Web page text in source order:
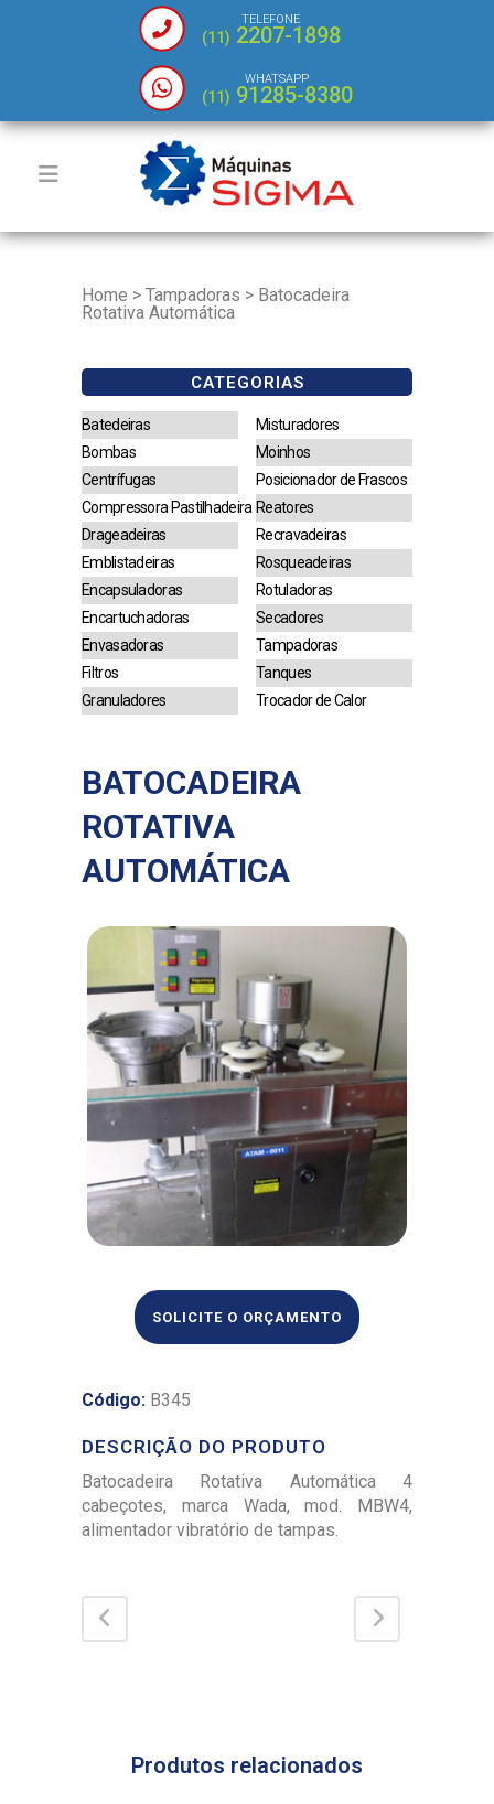
TELEFONE
(11) 2207-1898
WHATSAPP
(11) 91285-8380
Home > Tampadoras > Batocadeira
Rotativa Automática
CATEGORIAS
Batedeiras
Bombas
Centrífugas
Compressora Pastilhadeira
Drageadeiras
Emblistadeiras
Encapsuladoras
Encartuchadoras
Envasadoras
Filtros
Granuladores
Misturadores
Moinhos
Posicionador de Frascos
Reatores
Recravadeiras
Rosqueadeiras
Rotuladoras
Secadores
Tampadoras
Tanques
Trocador de Calor
BATOCADEIRA
ROTATIVA
AUTOMÁTICA
SOLICITE O ORÇAMENTO
Código: B345
DESCRIÇÃO DO PRODUTO
Batocadeira Rotativa Automática 4
cabeçotes, marca Wada, mod. MBW4,
alimentador vibratório de tampas.
Produtos relacionados